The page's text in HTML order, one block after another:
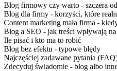
Blog firmowy czy warto - szczera
Blog dla firmy - korzyści, które
Content marketing mała firma -
Blog a SEO - jak treści wpływają
Ile pisać i kto ma to robić
Blog bez efektu - typowe błędy
Najczęściej zadawane pytania
Zdecyduj świadomie - blog albo